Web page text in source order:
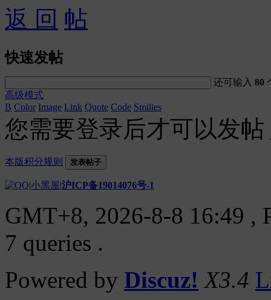
返 回
快速发帖
还可输入80
高级模式
B Color Image Link Quote Code Smilies
您需要登录后才可以发帖
本版积分规则 发表帖子
|小黑屋|沪ICP备19014076号-1
GMT+8, 2026-8-8 16:49 ,
7 queries .
Powered by Discuz! X3.4